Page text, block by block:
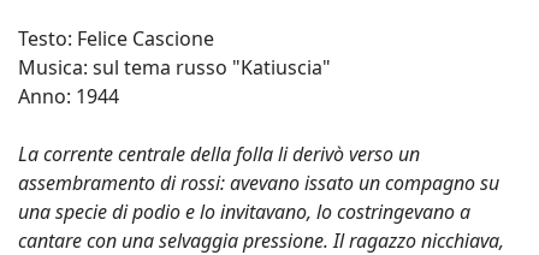
Testo: Felice Cascione
Musica: sul tema russo "Katiuscia"
Anno: 1944
La corrente centrale della folla li derivò verso un
assembramento di rossi: avevano issato un compagno su
una specie di podio e lo invitavano, lo costringevano a
cantare con una selvaggia pressione. Il ragazzo nicchiava,